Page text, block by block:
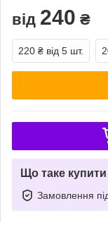
від 240 ₴
220 ₴ від 5 шт.
Що таке
Замовлення